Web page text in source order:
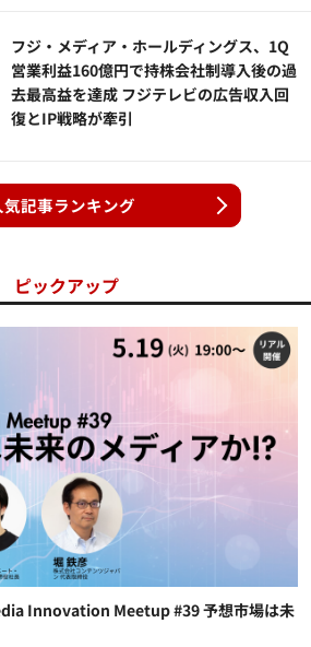
フジ・メディア・ホールディングス、1Q
営業利益160億円で持株会社制導入後の過
去最高益を達成 フジテレビの広告収入回
復とIP戦略が牽引
気記事ランキング
ピックアップ
Innovation Meetup #39 予想市場は未